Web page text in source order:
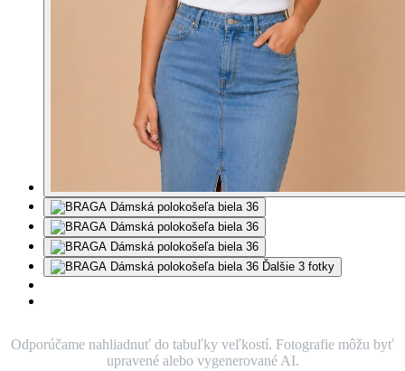
Ďalšie 3 fotky
Odporúčame nahliadnuť do tabuľky veľkostí. Fotografie môžu byť
upravené alebo vygenerované AI.